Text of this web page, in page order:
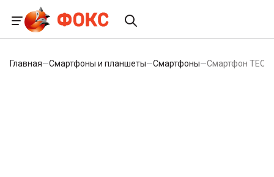
Главная—Смартфоны и планшеты—Смартфоны—Смартфон